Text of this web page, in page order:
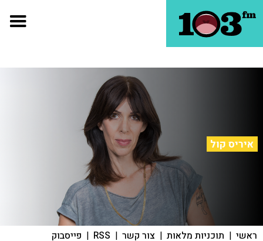
איריס קול
ראשי | תוכניות מלאות | צור קשר |
RSS
| פייסבוק